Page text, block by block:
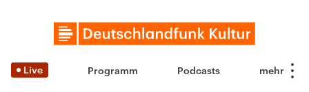
Live Programm Podcasts